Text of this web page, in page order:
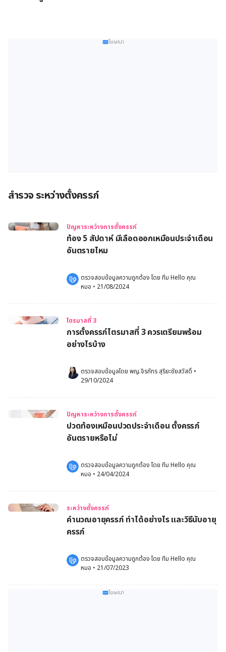
โฆษณา
สำรวจ ระหว่างตั้งครรภ์
ปัญหาระหว่างการตั้งครรภ์
ท้อง 5 สัปดาห์ มีเลือดออกเหมือนประจําเดือน
อันตรายไหม
ตรวจสอบข้อมูลความถูกต้อง โดย ทีม Hello คุณ
หมอ • 21/08/2024
ไตรมาสที่ 3
การตั้งครรภ์ไตรมาสที่ 3 ควรเตรียมพร้อม
อย่างไรบ้าง
ตรวจสอบข้อมูลโดย พญ.จิรภัทร สุริยะชัยสวัสดิ์ •
29/10/2024
ปัญหาระหว่างการตั้งครรภ์
ปวดท้องเหมือนปวดประจําเดือน ตั้งครรภ์
อันตรายหรือไม่
ตรวจสอบข้อมูลความถูกต้อง โดย ทีม Hello คุณ
หมอ • 24/04/2024
ระหว่างตั้งครรภ์
คํานวณอายุครรภ์ ทำได้อย่างไร และวิธีนับอายุ
ครรภ์
ตรวจสอบข้อมูลความถูกต้อง โดย ทีม Hello คุณ
หมอ • 21/07/2023
โฆษณา